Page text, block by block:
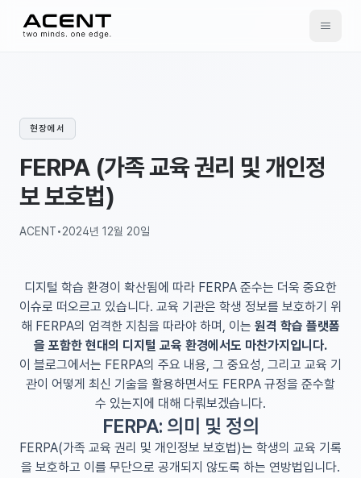
ACENT
현장에서
FERPA (가족 교육 권리 및 개인정
보 보호법)
ACENT•2024년 12월 20일
디지털 학습 환경이 확산됨에 따라 FERPA 준수는 더욱 중요한
이슈로 떠오르고 있습니다. 교육 기관은 학생 정보를 보호하기 위
해 FERPA의 엄격한 지침을 따라야 하며, 이는 원격 학습 플랫폼
을 포함한 현대의 디지털 교육 환경에서도 마찬가지입니다.
이 블로그에서는 FERPA의 주요 내용, 그 중요성, 그리고 교육 기
관이 어떻게 최신 기술을 활용하면서도 FERPA 규정을 준수할
수 있는지에 대해 다뤄보겠습니다.
FERPA: 의미 및 정의
FERPA(가족 교육 권리 및 개인정보 보호법)는 학생의 교육 기록
을 보호하고 이를 무단으로 공개되지 않도록 하는 연방법입니다.